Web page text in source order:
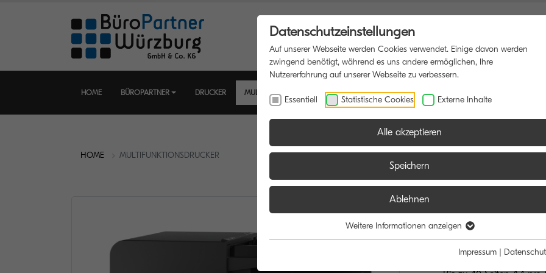
HOME BÜROPARTNER DRUCKER MULTIFUNKTIONSDRUCKER SOFTWARE BLOG
HOME MULTIFUNKTIONSDRUCKER
ECOSYS
EFFIZIENTES
Datenschutzeinstellungen
Auf unserer Webseite werden Cookies verwendet. Einige davon werden
zwingend benötigt, während es uns andere ermöglichen, Ihre
Nutzererfahrung auf unserer Webseite zu verbessern.
Essentiell Statistische Cookies Externe Inhalte
Alle akzeptieren
Speichern
Ablehnen
Weitere Informationen anzeigen
Impressum |